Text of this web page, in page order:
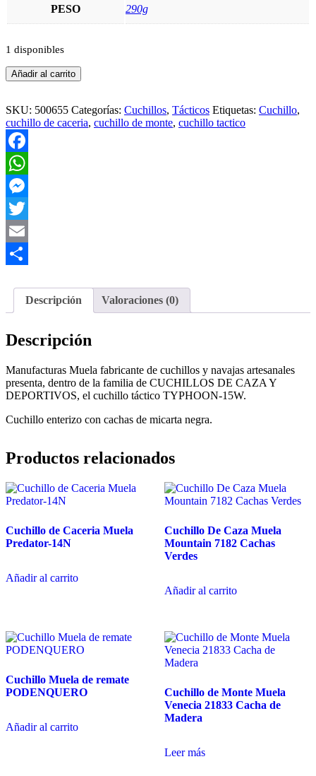
PESO 290g
1 disponibles
Cuchillo
Táctico
TYPHOON-
15W
cantidad
Añadir al carrito
SKU: 500655 Categorías: Cuchillos, Tácticos Etiquetas: Cuchillo,
cuchillo de caceria, cuchillo de monte, cuchillo tactico
Facebook
WhatsApp
Messenger
Twitter
Email
Descripción
Valoraciones (0)
Descripción
Manufacturas Muela fabricante de cuchillos y navajas artesanales
presenta, dentro de la familia de CUCHILLOS DE CAZA Y
DEPORTIVOS, el cuchillo táctico TYPHOON-15W.
Cuchillo enterizo con cachas de micarta negra.
Productos relacionados
Cuchillo de Caceria Muela
Predator-14N
Añadir al carrito
Cuchillo De Caza Muela
Mountain 7182 Cachas
Verdes
Añadir al carrito
Cuchillo Muela de remate
PODENQUERO
Añadir al carrito
Cuchillo de Monte Muela
Venecia 21833 Cacha de
Madera
Leer más